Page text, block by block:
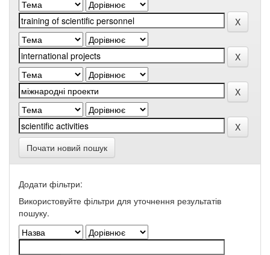
Почати новий пошук
Додати фільтри:
Використовуйте фільтри для уточнення результатів
пошуку.